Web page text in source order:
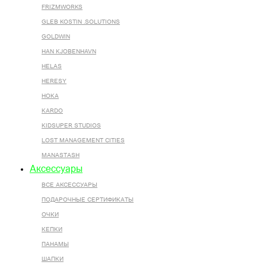
FRIZMWORKS
GLEB KOSTIN .SOLUTIONS
GOLDWIN
HAN KJOBENHAVN
HELAS
HERESY
HOKA
KARDO
KIDSUPER STUDIOS
LOST MANAGEMENT CITIES
MANASTASH
Аксессуары
ВСЕ AКСЕССУАРЫ
ПОДАРОЧНЫЕ СЕРТИФИКАТЫ
ОЧКИ
КЕПКИ
ПАНАМЫ
ШАПКИ